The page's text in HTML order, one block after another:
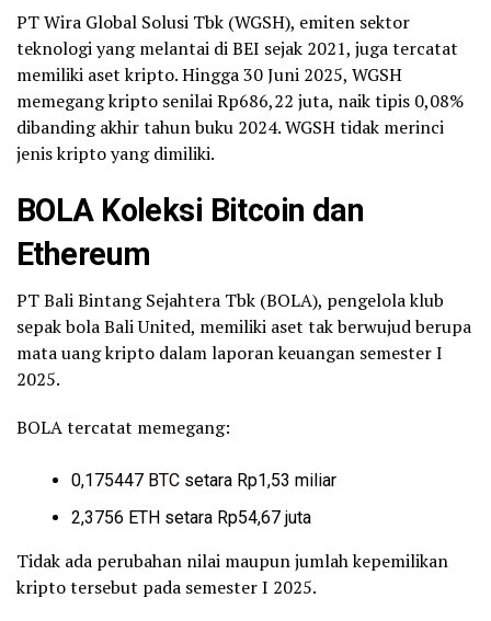
PT Wira Global Solusi Tbk (WGSH), emiten sektor
teknologi yang melantai di BEI sejak 2021, juga tercatat
memiliki aset kripto. Hingga 30 Juni 2025, WGSH
memegang kripto senilai Rp686,22 juta, naik tipis 0,08%
dibanding akhir tahun buku 2024. WGSH tidak merinci
jenis kripto yang dimiliki.
BOLA Koleksi Bitcoin dan
Ethereum
PT Bali Bintang Sejahtera Tbk (BOLA), pengelola klub
sepak bola Bali United, memiliki aset tak berwujud berupa
mata uang kripto dalam laporan keuangan semester I
2025.
BOLA tercatat memegang:
0,175447 BTC setara Rp1,53 miliar
2,3756 ETH setara Rp54,67 juta
Tidak ada perubahan nilai maupun jumlah kepemilikan
kripto tersebut pada semester I 2025.